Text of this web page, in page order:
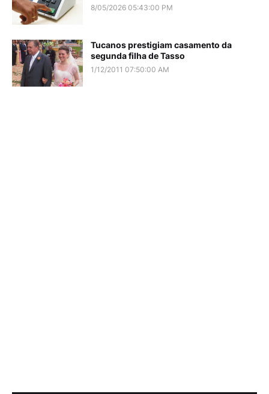
8/05/2026 05:43:00 PM
Tucanos prestigiam casamento da
segunda filha de Tasso
1/12/2011 07:50:00 AM